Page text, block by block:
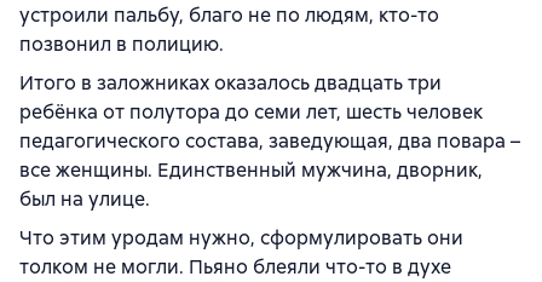
устроили пальбу, благо не по людям, кто-то
позвонил в полицию.
Итого в заложниках оказалось двадцать три
ребёнка от полутора до семи лет, шесть человек
педагогического состава, заведующая, два повара –
все женщины. Единственный мужчина, дворник,
был на улице.
Что этим уродам нужно, сформулировать они
толком не могли. Пьяно блеяли что-то в духе